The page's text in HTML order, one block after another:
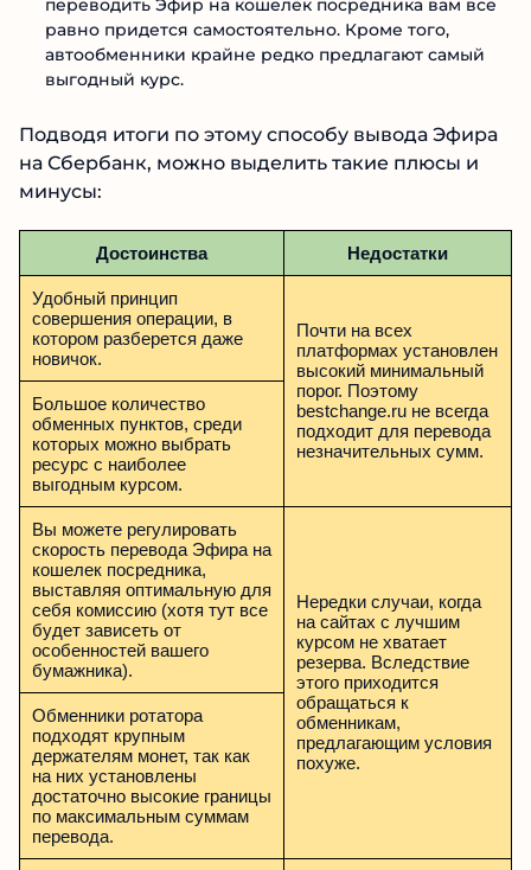
переводить Эфир на кошелек посредника вам все
равно придется самостоятельно. Кроме того,
автообменники крайне редко предлагают самый
выгодный курс.
Подводя итоги по этому способу вывода Эфира
на Сбербанк, можно выделить такие плюсы и
минусы:
Достоинства Недостатки
Удобный принцип
совершения операции, в
котором разберется даже
новичок.
Почти на всех
платформах установлен
высокий минимальный
порог. Поэтому
bestchange.ru не всегда
подходит для перевода
незначительных сумм.
Большое количество
обменных пунктов, среди
которых можно выбрать
ресурс с наиболее
выгодным курсом.
Вы можете регулировать
скорость перевода Эфира на
кошелек посредника,
выставляя оптимальную для
себя комиссию (хотя тут все
будет зависеть от
особенностей вашего
бумажника).
Нередки случаи, когда
на сайтах с лучшим
курсом не хватает
резерва. Вследствие
этого приходится
обращаться к
обменникам,
предлагающим условия
похуже.
Обменники ротатора
подходят крупным
держателям монет, так как
на них установлены
достаточно высокие границы
по максимальным суммам
перевода.